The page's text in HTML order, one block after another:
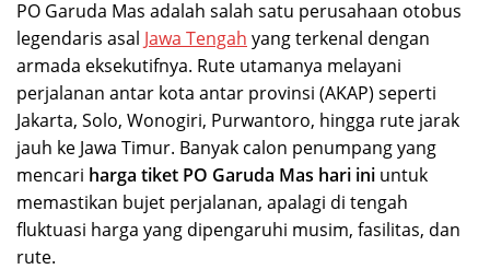
PO Garuda Mas adalah salah satu perusahaan otobus
legendaris asal Jawa Tengah yang terkenal dengan
armada eksekutifnya. Rute utamanya melayani
perjalanan antar kota antar provinsi (AKAP) seperti
Jakarta, Solo, Wonogiri, Purwantoro, hingga rute jarak
jauh ke Jawa Timur. Banyak calon penumpang yang
mencari harga tiket PO Garuda Mas hari ini untuk
memastikan bujet perjalanan, apalagi di tengah
fluktuasi harga yang dipengaruhi musim, fasilitas, dan
rute.